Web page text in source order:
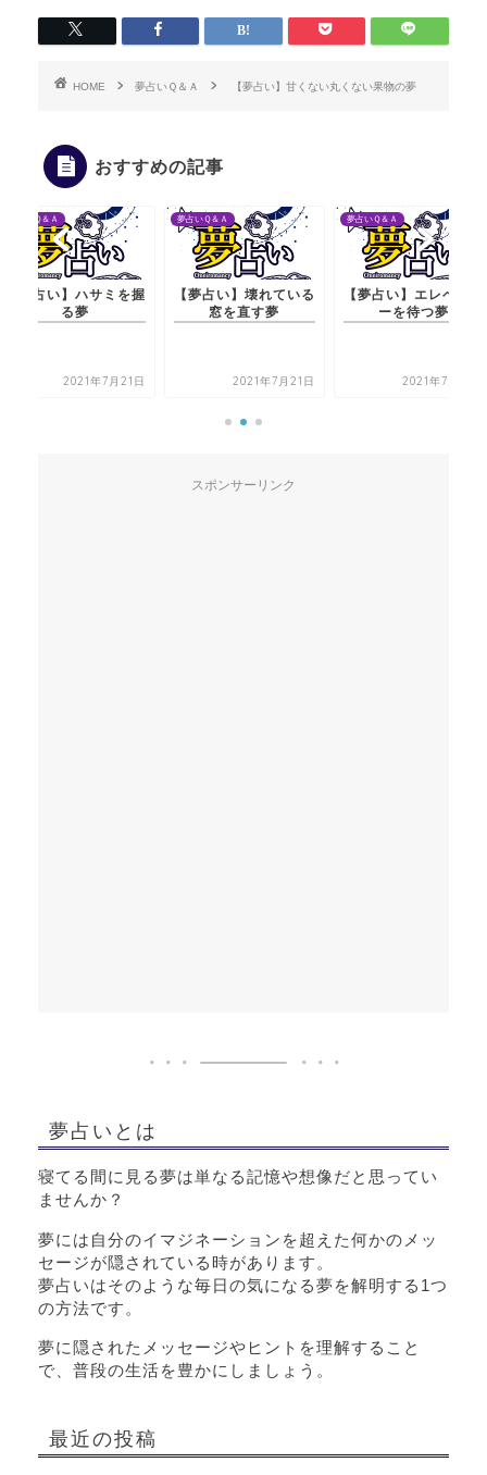
HOME 夢占いＱ＆Ａ 【夢占い】甘くない丸くない果物の夢
おすすめの記事
夢占いＱ＆Ａ
【夢占い】ハサミを握
る夢
2021年7月21日
夢占いＱ＆Ａ
【夢占い】壊れている
窓を直す夢
2021年7月21日
夢占いＱ＆Ａ
【夢占い】エレベータ
ーを待つ夢
2021年7月21日
スポンサーリンク
夢占いとは
寝てる間に見る夢は単なる記憶や想像だと思ってい
ませんか？
夢には自分のイマジネーションを超えた何かのメッ
セージが隠されている時があります。
夢占いはそのような毎日の気になる夢を解明する1つ
の方法です。
夢に隠されたメッセージやヒントを理解すること
で、普段の生活を豊かにしましょう。
最近の投稿